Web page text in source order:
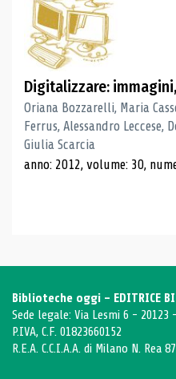
Digitalizzare:
Oriana Bozzarelli, Maria
Ferrus, Alessandro
Giulia Scarcia
anno: 2012, volume: 30,
Biblioteche oggi - EDITRICE
Sede legale: Via Lesmi 6 - 20123
P.IVA, C.F. 01823660152
R.E.A. C.C.I.A.A. di Milano N. Rea